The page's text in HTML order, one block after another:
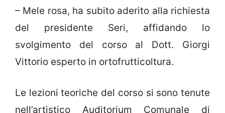
– Mele rosa, ha subito aderito alla richiesta
del presidente Seri, affidando lo
svolgimento del corso al Dott. Giorgi
Vittorio esperto in ortofrutticoltura.
Le lezioni teoriche del corso si sono tenute
nell’artistico Auditorium Comunale di